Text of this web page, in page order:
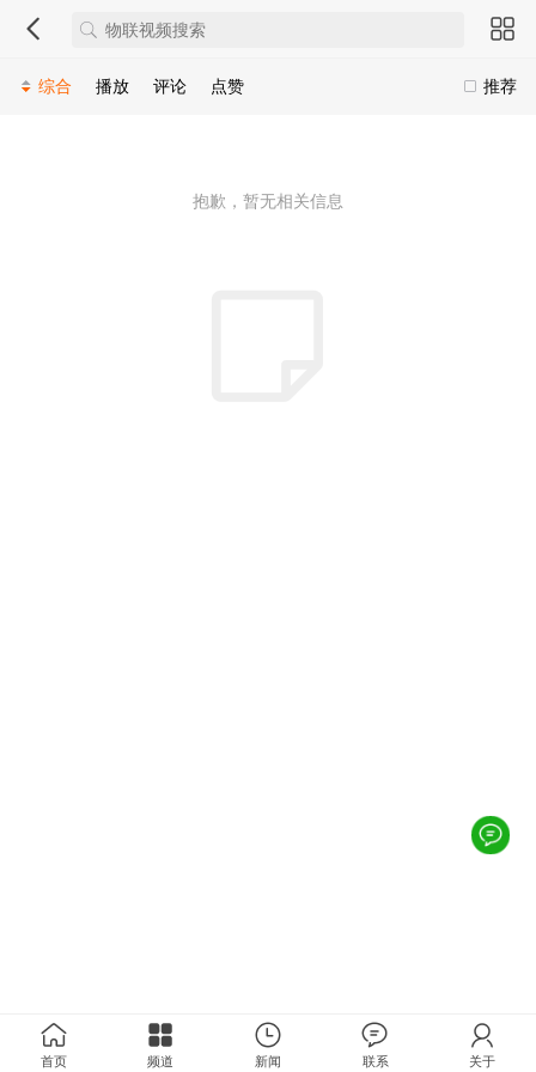
推荐
综合 播放 评论 点赞
抱歉，暂无相关信息
首页 频道 新闻 联系 关于